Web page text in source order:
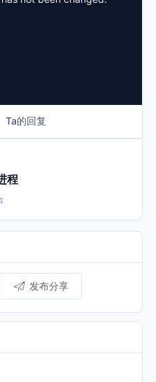
Ta的回复
程
发布分享